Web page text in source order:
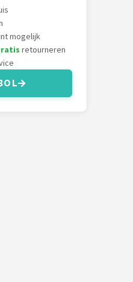
mogelijk
retourneren